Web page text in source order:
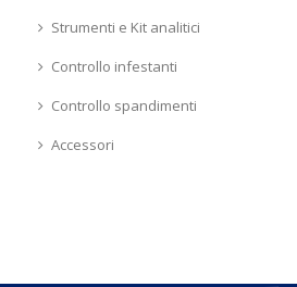
Strumenti e Kit analitici
Controllo infestanti
Controllo spandimenti
Accessori